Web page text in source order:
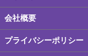
会社概要
プライバシーポリシー